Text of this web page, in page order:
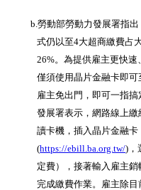
b.勞動部勞動力發展署指
式仍以至4大超商繳費占
26%。為提供雇主更快速
僅須使用晶片金融卡即可
雇主免出門，即可一指搞
發展署表示，網路線上
讀卡機，插入晶片金融
(https://ebill.ba.org.tw/)
定費），接著輸入雇主銷
完成繳費作業。雇主除目